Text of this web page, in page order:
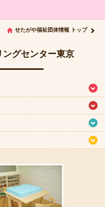
せたがや福祉団体情報 トップ
グセンター東京